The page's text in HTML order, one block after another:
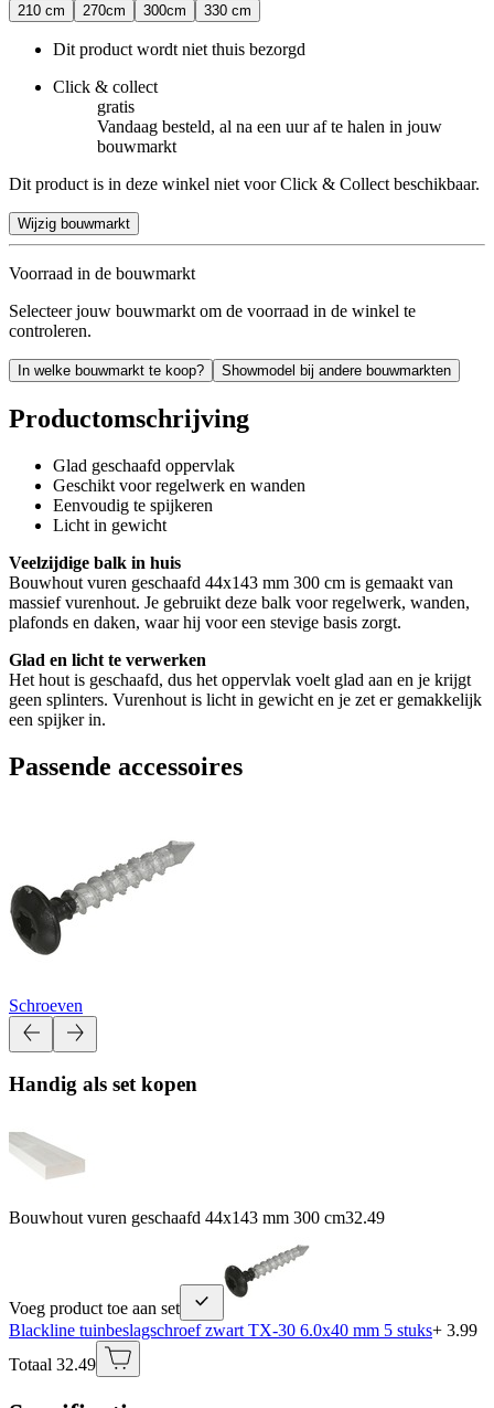
210 cm 270cm 300cm 330 cm
Dit product wordt niet thuis bezorgd
Click & collect
gratis
Vandaag besteld, al na een uur af te halen in jouw
bouwmarkt
Dit product is in deze winkel niet voor Click & Collect beschikbaar.
Wijzig bouwmarkt
Voorraad in de bouwmarkt
Selecteer jouw bouwmarkt om de voorraad in de winkel te
controleren.
In welke bouwmarkt te koop? Showmodel bij andere bouwmarkten
Productomschrijving
Glad geschaafd oppervlak
Geschikt voor regelwerk en wanden
Eenvoudig te spijkeren
Licht in gewicht
Veelzijdige balk in huis
Bouwhout vuren geschaafd 44x143 mm 300 cm is gemaakt van
massief vurenhout. Je gebruikt deze balk voor regelwerk, wanden,
plafonds en daken, waar hij voor een stevige basis zorgt.
Glad en licht te verwerken
Het hout is geschaafd, dus het oppervlak voelt glad aan en je krijgt
geen splinters. Vurenhout is licht in gewicht en je zet er gemakkelijk
een spijker in.
Passende accessoires
Schroeven
Handig als set kopen
Bouwhout vuren geschaafd 44x143 mm 300 cm32.49
Voeg product toe aan set
Blackline tuinbeslagschroef zwart TX-30 6.0x40 mm 5 stuks+ 3.99
Totaal 32.49